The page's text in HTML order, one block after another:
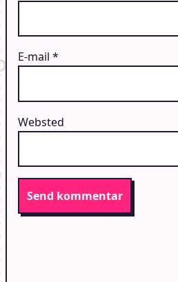
E-mail *
Websted